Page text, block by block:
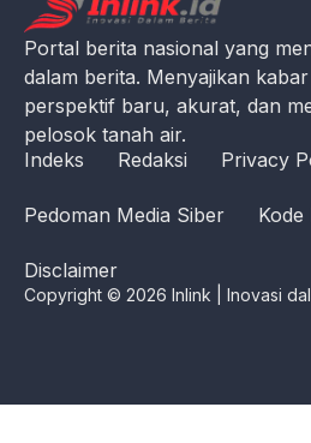
Portal berita nasional yang
dalam berita. Menyajikan
perspektif baru, akurat, dan
pelosok tanah air.
Indeks
Redaksi Privacy
Pedoman Media Siber Kode
Disclaimer
Copyright © 2026 Inlink | Inovasi